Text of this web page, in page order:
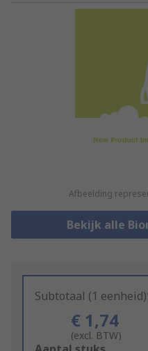
Afbeelding
Bekijk alle
Subtotaal (1
€ 1,74
(excl. BTW)